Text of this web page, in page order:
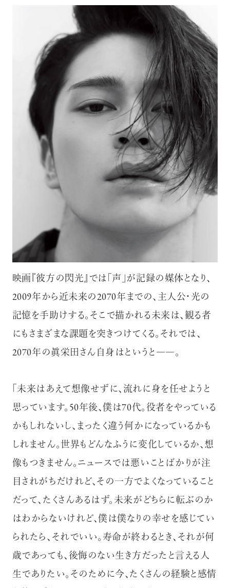
映画『彼方の閃光』では「声」が記録の媒体となり、
2009年から近未来の2070年までの、主人公・光の
記憶を手助けする。そこで描かれる未来は、観る者
にもさまざまな課題を突きつけてくる。それでは、
2070年の眞栄田さん自身はというと――。
「未来はあえて想像せずに、流れに身を任せようと
思っています。50年後、僕は70代。役者をやっている
かもしれないし、まったく違う何かになっているかも
しれません。世界もどんなふうに変化しているか、想
像もつきません。ニュースでは悪いことばかりが注
目されがちだけれど、その一方でよくなっていること
だって、たくさんあるはず。未来がどちらに転ぶのか
はわからないけれど、僕は僕なりの幸せを感じてい
られたら、それでいい。寿命が終わるとき、それが何
歳であっても、後悔のない生き方だったと言える人
生でありたい。そのために今、たくさんの経験と感情